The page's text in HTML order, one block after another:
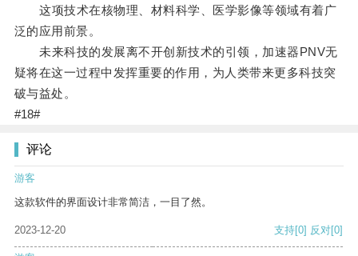
这项技术在核物理、材料科学、医学影像等领域有着广
泛的应用前景。
未来科技的发展离不开创新技术的引领，加速器PNV无
疑将在这一过程中发挥重要的作用，为人类带来更多科技突
破与益处。
#18#
评论
游客
这款软件的界面设计非常简洁，一目了然。
2023-12-20 支持[0] 反对[0]